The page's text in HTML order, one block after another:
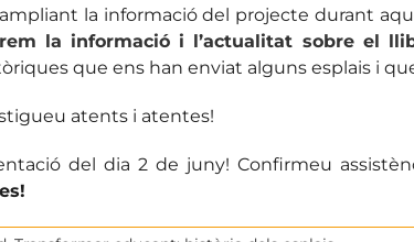
la informació del projecte durant
la informació i l’actualitat sobre el
que ens han enviat alguns esplais i
atents i atentes!
del dia 2 de juny! Confirmeu